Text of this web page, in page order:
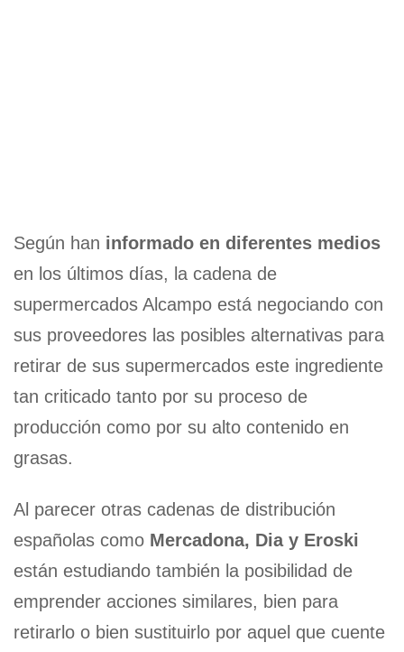
Según han informado en diferentes medios
en los últimos días, la cadena de
supermercados Alcampo está negociando con
sus proveedores las posibles alternativas para
retirar de sus supermercados este ingrediente
tan criticado tanto por su proceso de
producción como por su alto contenido en
grasas.
Al parecer otras cadenas de distribución
españolas como Mercadona, Dia y Eroski
están estudiando también la posibilidad de
emprender acciones similares, bien para
retirarlo o bien sustituirlo por aquel que cuente